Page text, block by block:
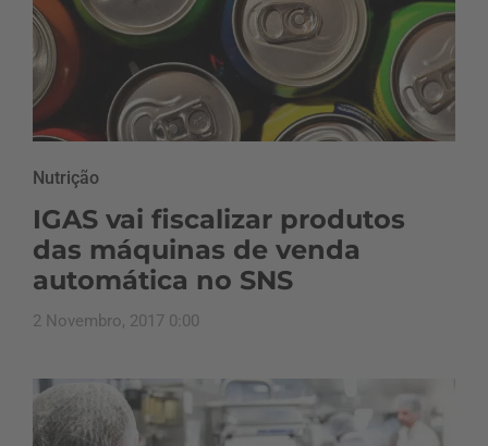
Nutrição
IGAS vai fiscalizar produtos
das máquinas de venda
automática no SNS
2 Novembro, 2017 0:00